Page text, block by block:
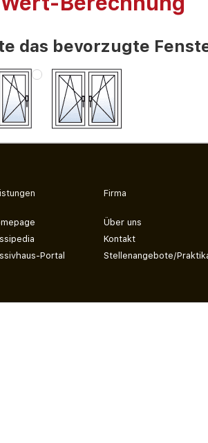
das bevorzugte
Portal
Firma
Über uns
Kontakt
Stellenangebote/